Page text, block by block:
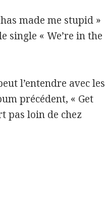
made me stupid »
single « We’re in the
l’entendre avec les
précédent, « Get
pas loin de chez